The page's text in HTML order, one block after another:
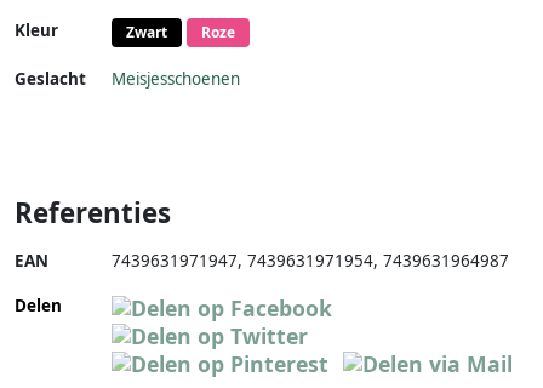
Kleur Zwart Roze
Geslacht Meisjesschoenen
Referenties
EAN 7439631971947, 7439631971954, 7439631964987
Delen